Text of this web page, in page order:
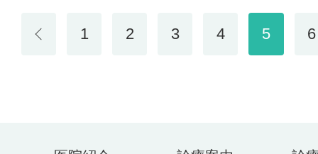
1 2 3 4 5 6